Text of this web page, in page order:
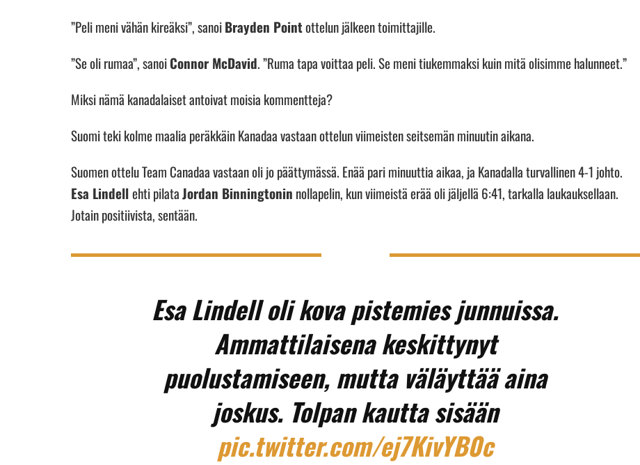
”Peli meni vähän kireäksi”, sanoiBrayden Pointottelun jälkeen toimittajille.
”Se oli rumaa”, sanoiConnor McDavid. ”Ruma tapa voittaa peli. Se meni tiukemmaksi kuin mitä olisimme halunneet.”
Miksi nämä kanadalaiset antoivat moisia kommentteja?
Suomi teki kolme maalia peräkkäin Kanadaa vastaan ottelun viimeisten seitsemän minuutin aikana.
Suomen ottelu Team Canadaa vastaan oli jo päättymässä. Enää pari minuuttia aikaa, ja Kanadalla turvallinen 4-1 johto.
Esa Lindellehti pilataJordan Binningtonin nollapelin, kun viimeistä erää oli jäljellä 6:41, tarkalla laukauksellaan.
Jotain positiivista, sentään.
Esa Lindell oli kova pistemies junnuissa.
Ammattilaisena keskittynyt
puolustamiseen, mutta väläyttää aina
joskus. Tolpan kautta sisään
pic.twitter.com/ej7KivYB0c